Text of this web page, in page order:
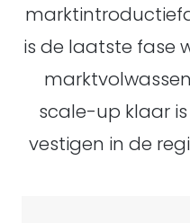
is de laatste fase
scale-up klaar
vestigen in de